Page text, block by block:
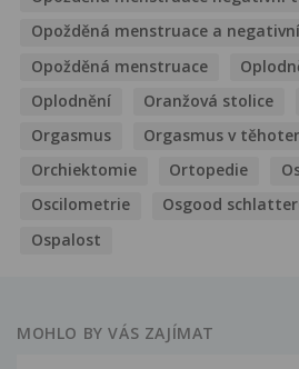
Opožděná menstruace a
Opožděná menstruace
Oplodnění
Oranžová stolice
Orgasmus
Orgasmus v
Orchiektomie
Ortopedie
Oscilometrie
Osgood
Ospalost
MOHLO BY VÁS ZAJÍMAT